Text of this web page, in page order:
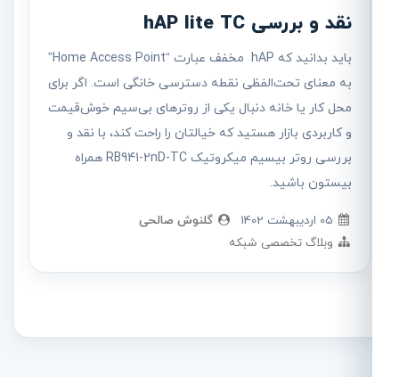
نقد و بررسی hAP lite TC
باید بدانید که hAP مخفف عبارت “Home Access Point”
به معنای تحت‌الفظی نقطه دسترسی خانگی است. اگر برای
محل کار یا خانه دنبال یکی از روترهای بی‌سیم خوش‌قیمت
و کاربردی بازار هستید که خیالتان را راحت کند، با نقد و
بررسی روتر بیسیم میکروتیک RB941-2nD-TC همراه
بیستون باشید.
گلنوش صالحی
وبلاگ تخصصی شبکه